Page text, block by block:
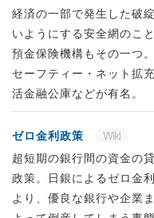
経済の一部で発生した破
いようにする安全網のこ
預金保険機構もその一つ
セーフティー・ネット拡
活金融公庫などが有名。
ゼロ金利政策
Wiki
超短期の銀行間の資金の
政策。日銀によるゼロ金
より、優良な銀行や企業